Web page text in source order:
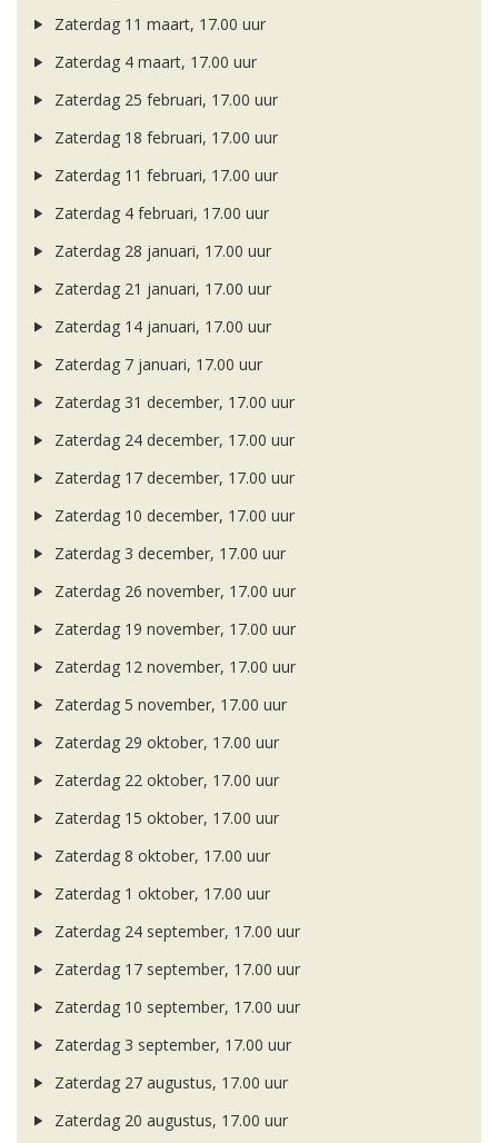
Zaterdag 11 maart, 17.00 uur
Zaterdag 4 maart, 17.00 uur
Zaterdag 25 februari, 17.00 uur
Zaterdag 18 februari, 17.00 uur
Zaterdag 11 februari, 17.00 uur
Zaterdag 4 februari, 17.00 uur
Zaterdag 28 januari, 17.00 uur
Zaterdag 21 januari, 17.00 uur
Zaterdag 14 januari, 17.00 uur
Zaterdag 7 januari, 17.00 uur
Zaterdag 31 december, 17.00 uur
Zaterdag 24 december, 17.00 uur
Zaterdag 17 december, 17.00 uur
Zaterdag 10 december, 17.00 uur
Zaterdag 3 december, 17.00 uur
Zaterdag 26 november, 17.00 uur
Zaterdag 19 november, 17.00 uur
Zaterdag 12 november, 17.00 uur
Zaterdag 5 november, 17.00 uur
Zaterdag 29 oktober, 17.00 uur
Zaterdag 22 oktober, 17.00 uur
Zaterdag 15 oktober, 17.00 uur
Zaterdag 8 oktober, 17.00 uur
Zaterdag 1 oktober, 17.00 uur
Zaterdag 24 september, 17.00 uur
Zaterdag 17 september, 17.00 uur
Zaterdag 10 september, 17.00 uur
Zaterdag 3 september, 17.00 uur
Zaterdag 27 augustus, 17.00 uur
Zaterdag 20 augustus, 17.00 uur